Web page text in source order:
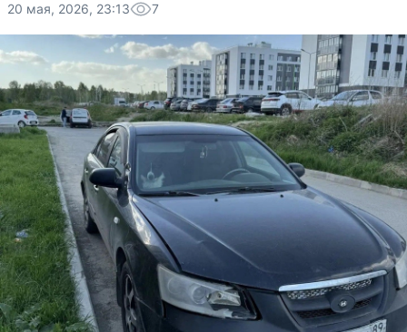
20 мая, 2026, 23:13 7